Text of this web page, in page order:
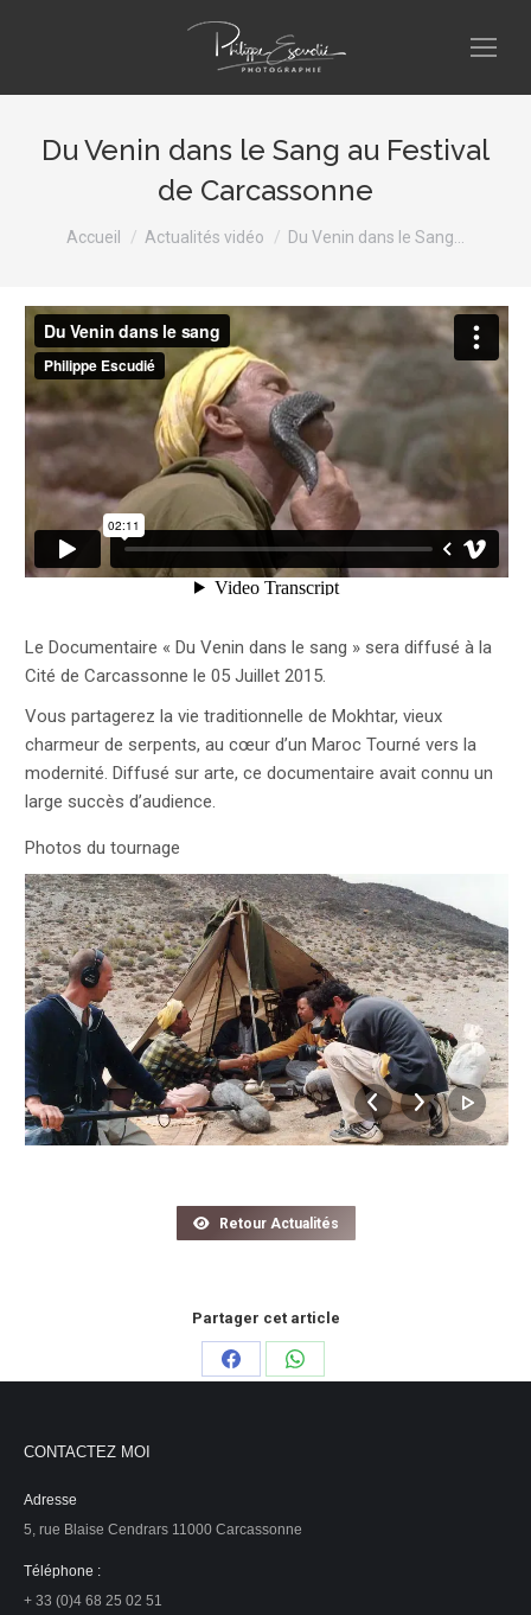
Du Venin dans le Sang au Festival
de Carcassonne
Vous êtes ici :
Accueil Actualités vidéo Du Venin dans le Sang…
Le Documentaire « Du Venin dans le sang » sera diffusé à la
Cité de Carcassonne le 05 Juillet 2015.
Vous partagerez la vie traditionnelle de Mokhtar, vieux
charmeur de serpents, au cœur d’un Maroc Tourné vers la
modernité. Diffusé sur arte, ce documentaire avait connu un
large succès d’audience.
Photos du tournage
Retour Actualités
Partager cet article
PartagerPartager
CONTACTEZ MOI
Adresse
5, rue Blaise Cendrars 11000 Carcassonne
Téléphone :
+ 33 (0)4 68 25 02 51